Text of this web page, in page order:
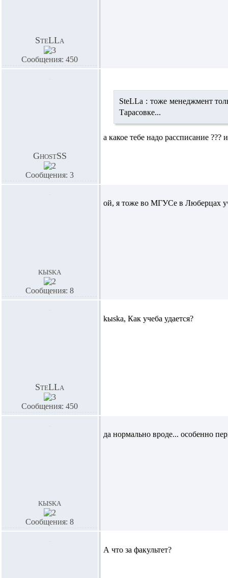
SteLLa
Сообщения: 450
GhostSS
Сообщения: 3
SteLLa : тоже менеджмент
Тарасовке...
а какое тебе надо рассписание
kыska
Сообщения: 8
ой, я тоже во МГУСе в Люберцах
SteLLa
Сообщения: 450
kыska, Как учеба удается?
kыska
Сообщения: 8
да нормально вроде... особенно
А что за факультет?